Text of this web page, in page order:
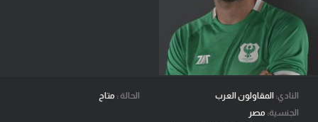
أخبار
مباريات
ميركاتو
فانتازي في الجولالنادي: المقاولون العرب
الجنسية: مصر
الحالة : متاح